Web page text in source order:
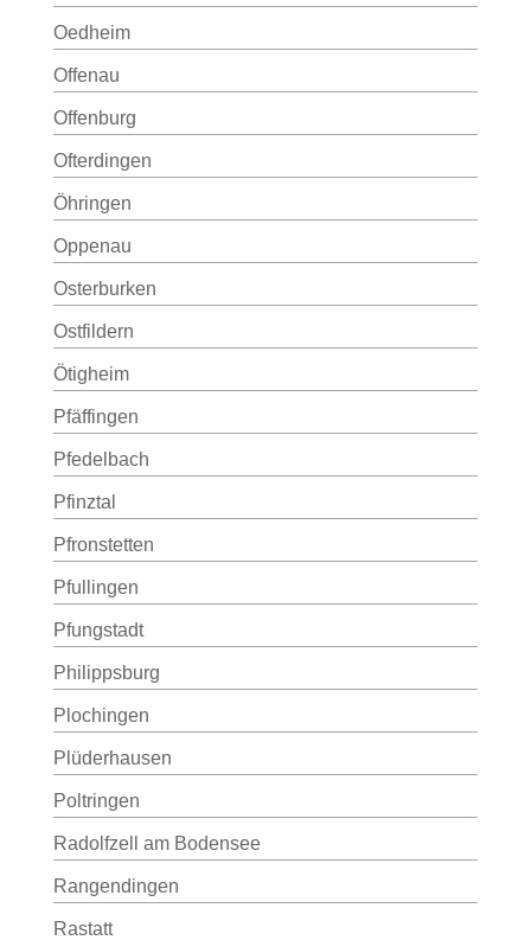
Oedheim
Offenau
Offenburg
Ofterdingen
Öhringen
Oppenau
Osterburken
Ostfildern
Ötigheim
Pfäffingen
Pfedelbach
Pfinztal
Pfronstetten
Pfullingen
Pfungstadt
Philippsburg
Plochingen
Plüderhausen
Poltringen
Radolfzell am Bodensee
Rangendingen
Rastatt